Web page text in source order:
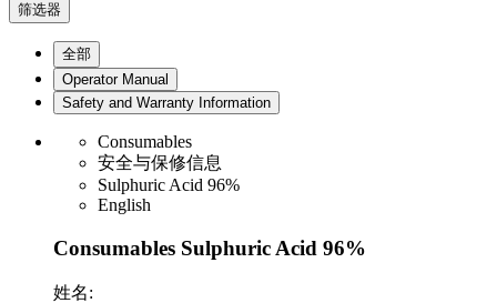
筛选器
全部
Operator Manual
Safety and Warranty Information
Consumables
安全与保修信息
Sulphuric Acid 96%
English
Consumables Sulphuric Acid 96%
姓名: